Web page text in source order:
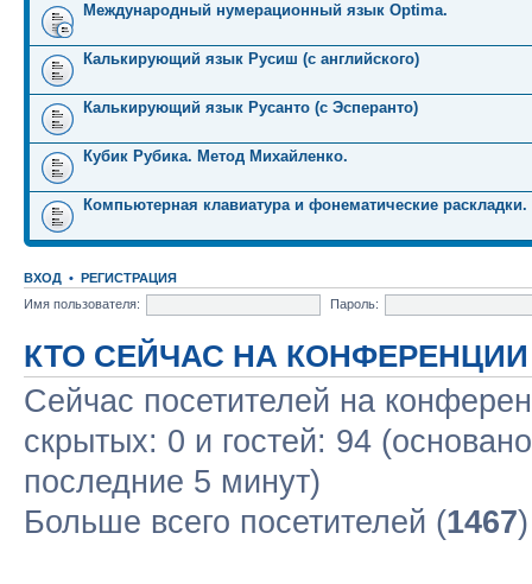
Международный нумерационный язык Optima.
Калькирующий язык Русиш (с английского)
Калькирующий язык Русанто (с Эсперанто)
Кубик Рубика. Метод Михайленко.
Компьютерная клавиатура и фонематические раскладки.
ВХОД • РЕГИСТРАЦИЯ
Имя пользователя:
Пароль:
КТО СЕЙЧАС НА КОНФЕРЕНЦИИ
Сейчас посетителей на
скрытых: 0 и гостей: 94
последние 5 минут)
Больше всего посетителей (1467